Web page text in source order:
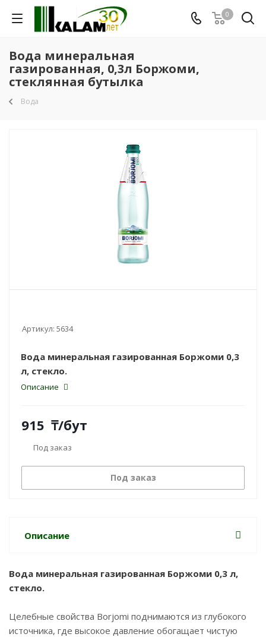
0
Вода минеральная
газированная, 0,3л Боржоми,
стеклянная бутылка
Вода
Артикул: 5634
Вода минеральная газированная Боржоми 0,3
л, стекло.
Описание
915 ₸/бут
Под заказ
Под заказ
Описание
Вода минеральная газированная Боржоми 0,3 л,
стекло.
Целебные свойства Borjomi поднимаются из глубокого
источника, где высокое давление обогащает чистую